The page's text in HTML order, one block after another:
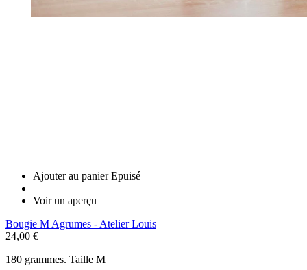
Ajouter au panier Epuisé
Voir un aperçu
Bougie M Agrumes - Atelier Louis
24,00 €
180 grammes. Taille M